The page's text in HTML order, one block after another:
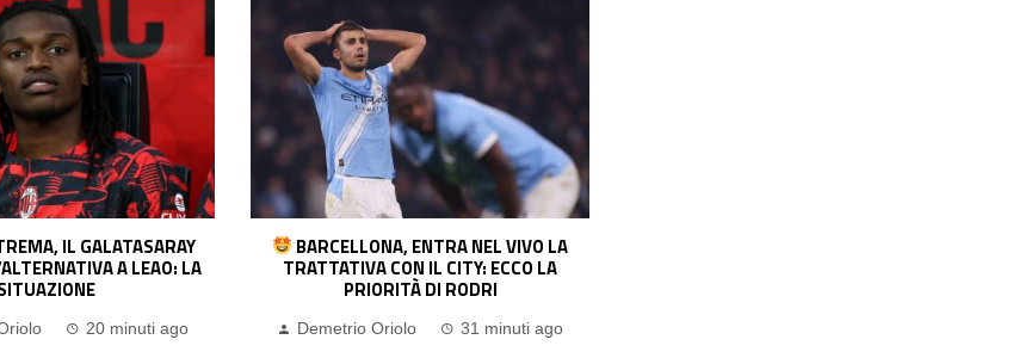
ENTRA NEL VIVO LA
CON IL CITY: ECCO LA
DI RODRI
31 minuti ago
CAMBIASO VIA DALLA JUVE? L’AGENTE
FA CHIAREZZA: TUTTE LE POSSIBILITÀ! SU
FRATTESI…
Demetrio Oriolo 42 minuti ago